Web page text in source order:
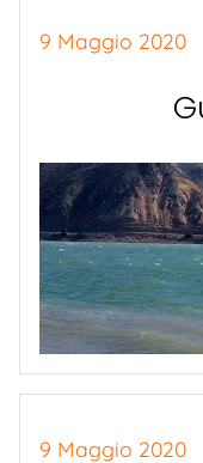
9 Maggio 2020
9 Maggio 2020